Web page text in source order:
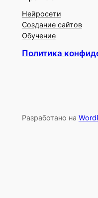
Нейросети
Создание сайтов
Обучение
Политика
Разработано на